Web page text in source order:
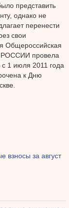
представить
однако не
перенести
свои
Общероссийская
РОССИИ провела
с 1 июля 2011 года
к Дню
взносы за август